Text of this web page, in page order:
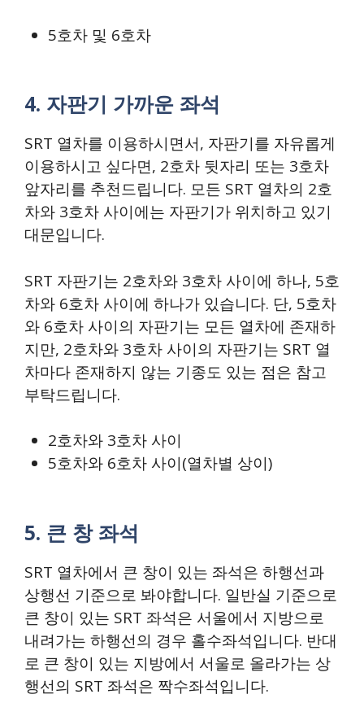
5호차 및 6호차
4. 자판기 가까운 좌석
SRT 열차를 이용하시면서, 자판기를 자유롭게
이용하시고 싶다면, 2호차 뒷자리 또는 3호차
앞자리를 추천드립니다. 모든 SRT 열차의 2호
차와 3호차 사이에는 자판기가 위치하고 있기
대문입니다.
SRT 자판기는 2호차와 3호차 사이에 하나, 5호
차와 6호차 사이에 하나가 있습니다. 단, 5호차
와 6호차 사이의 자판기는 모든 열차에 존재하
지만, 2호차와 3호차 사이의 자판기는 SRT 열
차마다 존재하지 않는 기종도 있는 점은 참고
부탁드립니다.
2호차와 3호차 사이
5호차와 6호차 사이(열차별 상이)
5. 큰 창 좌석
SRT 열차에서 큰 창이 있는 좌석은 하행선과
상행선 기준으로 봐야합니다. 일반실 기준으로
큰 창이 있는 SRT 좌석은 서울에서 지방으로
내려가는 하행선의 경우 홀수좌석입니다. 반대
로 큰 창이 있는 지방에서 서울로 올라가는 상
행선의 SRT 좌석은 짝수좌석입니다.